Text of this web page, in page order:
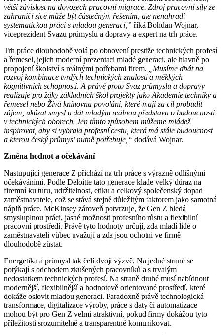
větší závislost na dovozech pracovní migrace. Zdroj pracovní síly ze
zahraničí sice může být částečným řešením, ale nenahradí
systematickou práci s mladou generací,” říká Bohdan Wojnar,
viceprezident Svazu průmyslu a dopravy a expert na trh práce.
Trh práce dlouhodobě volá po obnovení prestiže technických profesí
a řemesel, jejich moderní prezentaci mladé generaci, ale hlavně po
propojení školství s reálnými potřebami firem. „Musíme dbát na
rozvoj kombinace tvrdých technických znalostí a měkkých
kognitivních schopností. A právě proto Svaz průmyslu a dopravy
realizuje pro žáky základních škol projekty jako Akademie techniky a
řemesel nebo Živá knihovna povolání, které mají za cíl probudit
zájem, ukázat smysl a dát mladým reálnou představu o budoucnosti
v technických oborech. Jen tímto způsobem můžeme mládež
inspirovat, aby si vybrala profesní cestu, která má stále budoucnost
a kterou český průmysl nutně potřebuje,“ dodává Wojnar.
Změna hodnot a očekávání
Nastupující generace Z přichází na trh práce s výrazně odlišnými
očekáváními. Podle Deloitte tato generace klade velký důraz na
firemní kulturu, udržitelnost, etiku a celkový společenský dopad
zaměstnavatele, což se stává stejně důležitým faktorem jako samotná
náplň práce. McKinsey zároveň potvrzuje, že Gen Z hledá
smysluplnou práci, jasné možnosti profesního růstu a flexibilní
pracovní prostředí. Právě tyto hodnoty určují, zda mladí lidé o
zaměstnavateli vůbec uvažují a zda jsou ochotni ve firmě
dlouhodobě zůstat.
Energetika a průmysl tak čelí dvojí výzvě. Na jedné straně se
potýkají s odchodem zkušených pracovníků a s trvalým
nedostatkem technických profesí. Na straně druhé musí nabídnout
modernější, flexibilnější a hodnotově orientované prostředí, které
dokáže oslovit mladou generaci. Paradoxně právě technologická
transformace, digitalizace výroby, práce s daty či automatizace
mohou být pro Gen Z velmi atraktivní, pokud firmy dokážou tyto
příležitosti srozumitelně a transparentně komunikovat.